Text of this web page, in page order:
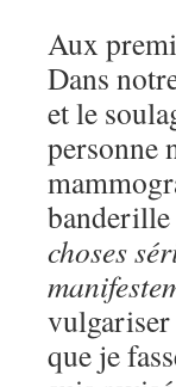
Aux
Dans
et le
personne
choses
vulgariser
que je